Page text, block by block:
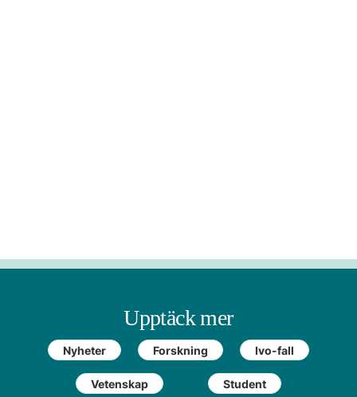
Upptäck mer
Nyheter Forskning Ivo-fall
Vetenskap Student